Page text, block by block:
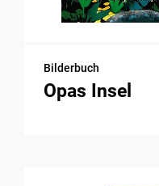
Bilderbuch
Opas Insel